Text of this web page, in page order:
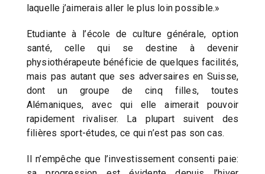
laquelle j’aimerais aller le plus loin possible.»
Etudiante à l’école de culture générale, option
santé, celle qui se destine à devenir
physiothérapeute bénéficie de quelques facilités,
mais pas autant que ses adversaires en Suisse,
dont un groupe de cinq filles, toutes
Alémaniques, avec qui elle aimerait pouvoir
rapidement rivaliser. La plupart suivent des
filières sport-études, ce qui n’est pas son cas.
Il n’empêche que l’investissement consenti paie: